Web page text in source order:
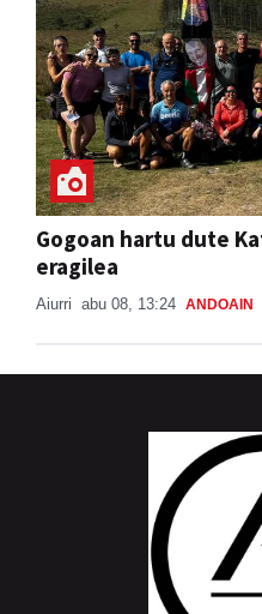
Gogoan hartu dute
eragilea
Aiurri abu 08, 13:24 ANDOAIN